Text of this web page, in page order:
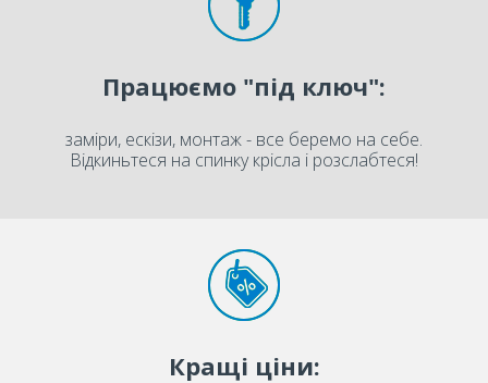
Працюємо "під ключ":
заміри, ескізи, монтаж - все беремо на себе.
Відкиньтеся на спинку крісла і розслабтеся!
Кращі ціни: